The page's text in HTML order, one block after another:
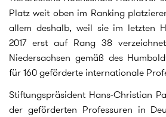
Platz weit oben im Ranking
allem deshalb, weil sie im letzten
2017 erst auf Rang 38
Niedersachsen gemäß des
für 160 geförderte internationale
Stiftungspräsident Hans-Christian
der geförderten Professuren in